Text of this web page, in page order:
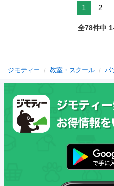
1 2
全78件中
ジモティー 教室・スクール パ